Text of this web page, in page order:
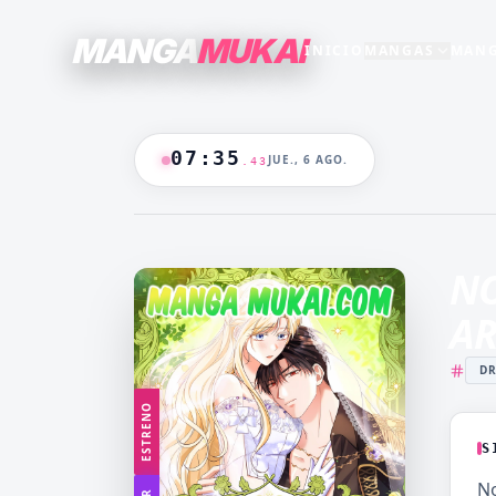
MANGAMUKAIINICIO
TODO EL CATALOGO
BLANCO & NEGRO
CATALOGO
ANIME
FANTASÍA
HENTAI
MADRASTRA MADRE
MANGA AKARI
YAKUIN
MANGA PARA
ADULTOS
LV99
07 : 35 45 JUE., 6 AGO.
ESTRENO